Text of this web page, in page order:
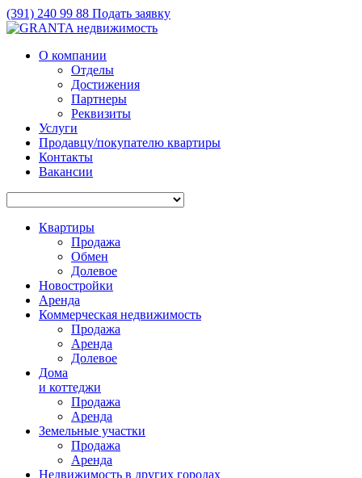
(391) 240 99 88 Подать заявку
О компании
Отделы
Достижения
Партнеры
Реквизиты
Услуги
Продавцу/покупателю квартиры
Контакты
Вакансии
Квартиры
Продажа
Обмен
Долевое
Новостройки
Аренда
Коммерческая недвижимость
Продажа
Аренда
Долевое
Дома
и коттеджи
Продажа
Аренда
Земельные участки
Продажа
Аренда
Недвижимость в других городах